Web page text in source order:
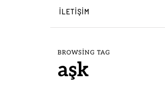
İLETIŞIM
BROWSING TAG
aşk